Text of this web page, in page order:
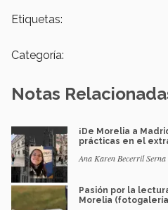
Etiquetas:
Categoría:
Notas
¡De Morelia a
prácticas en el
Ana Karen Becerril Serna
Pasión por la
Morelia